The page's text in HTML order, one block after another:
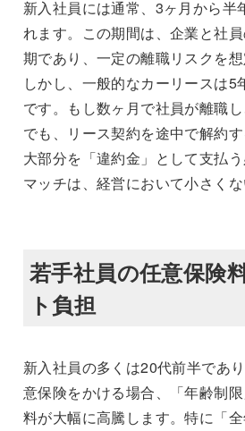
新入社員には通常、3ヶ月から半
れます。この期間は、企業と社
期であり、一定の離職リスクを
しかし、一般的なカーリースは
です。もし数ヶ月で社員が離職
でも、リース契約を途中で解約
大部分を「違約金」として支払
マッチは、経営において小さくな
若手社員の任意保険
ト負担
新入社員の多くは20代前半であ
意保険をかける場合、「年齢制
料が大幅に高騰します。特に「